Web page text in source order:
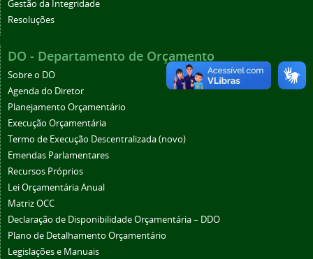
Gestão da Integridade
Resoluções
DO - Departamento de Orçamento
Sobre o DO
Agenda do Diretor
Planejamento Orçamentário
Execução Orçamentária
Termo de Execução Descentralizada (novo)
Emendas Parlamentares
Recursos Próprios
Lei Orçamentária Anual
Matriz OCC
Declaração de Disponibilidade Orçamentária – DDO
Plano de Detalhamento Orçamentário
Legislações e Manuais